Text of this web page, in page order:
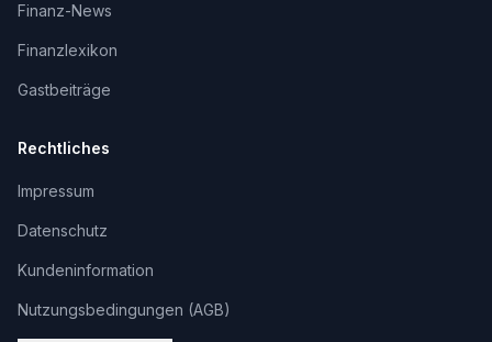
Finanz-News
Finanzlexikon
Gastbeiträge
Rechtliches
Impressum
Datenschutz
Kundeninformation
Nutzungsbedingungen (AGB)